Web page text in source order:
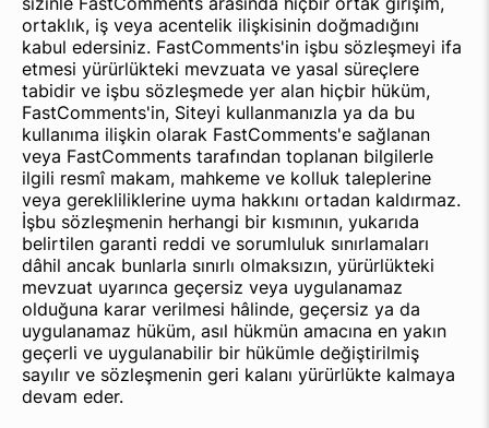
ortaklık, iş veya acentelik ilişkisinin doğmadığını
kabul edersiniz. FastComments'in işbu sözleşmeyi ifa
etmesi yürürlükteki mevzuata ve yasal süreçlere
tabidir ve işbu sözleşmede yer alan hiçbir hüküm,
FastComments'in, Siteyi kullanmanızla ya da bu
kullanıma ilişkin olarak FastComments'e sağlanan
veya FastComments tarafından toplanan bilgilerle
ilgili resmî makam, mahkeme ve kolluk taleplerine
veya gerekliliklerine uyma hakkını ortadan kaldırmaz.
İşbu sözleşmenin herhangi bir kısmının, yukarıda
belirtilen garanti reddi ve sorumluluk sınırlamaları
dâhil ancak bunlarla sınırlı olmaksızın, yürürlükteki
mevzuat uyarınca geçersiz veya uygulanamaz
olduğuna karar verilmesi hâlinde, geçersiz ya da
uygulanamaz hüküm, asıl hükmün amacına en yakın
geçerli ve uygulanabilir bir hükümle değiştirilmiş
sayılır ve sözleşmenin geri kalanı yürürlükte kalmaya
devam eder.